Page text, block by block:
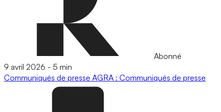
Abonné
9 avril 2026 - 5 min
Communiqués de presse AGRA : Communiqués de presse